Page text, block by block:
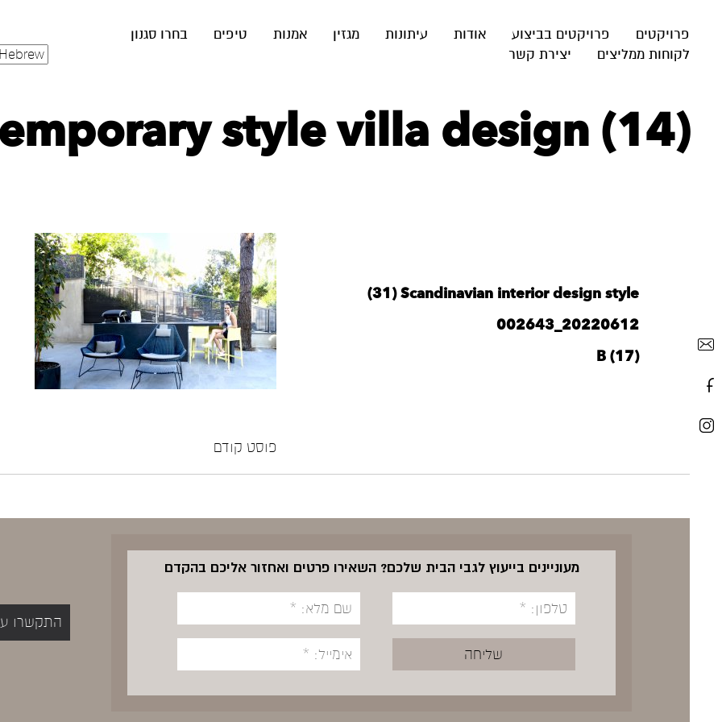
פרויקטים פרויקטים בביצוע אודות עיתונות מגזין אמנות טיפים
בחרו סגנון
לקוחות ממליצים
יצירת קשר
style villa design (14)
‪Scandinavian interior design style‬‏ (31)
20220612_002643
B (17)
פוסט קודם
מעוניינים בייעוץ לגבי הבית שלכם? השאירו פרטים ואחזור אליכם בהקדם
התקשרו עכשיו